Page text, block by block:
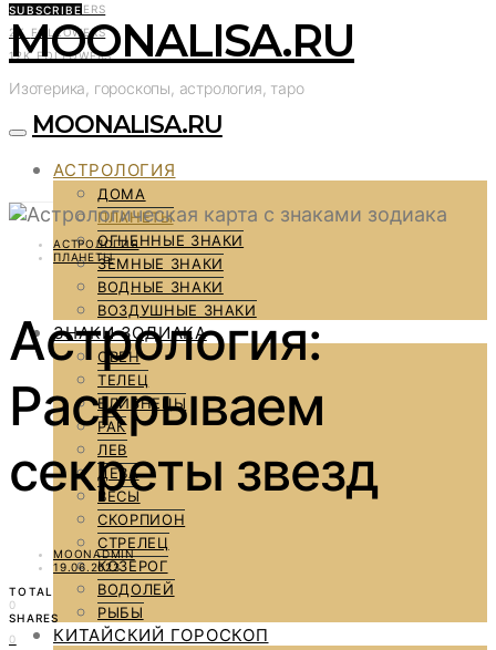
2K FOLLOWERS
2K FOLLOWERS
12K FOLLOWERS
SUBSCRIBE
MOONALISA.RU
Изотерика, гороскопы, астрология, таро
MOONALISA.RU
АСТРОЛОГИЯ
ДОМА
ПЛАНЕТЫ
ОГНЕННЫЕ ЗНАКИ
ЗЕМНЫЕ ЗНАКИ
ВОДНЫЕ ЗНАКИ
ВОЗДУШНЫЕ ЗНАКИ
ЗНАКИ ЗОДИАКА
ОВЕН
ТЕЛЕЦ
БЛИЗНЕЦЫ
РАК
ЛЕВ
ДЕВА
ВЕСЫ
СКОРПИОН
СТРЕЛЕЦ
КОЗЕРОГ
ВОДОЛЕЙ
РЫБЫ
КИТАЙСКИЙ ГОРОСКОП
АСТРОЛОГИЯ
ПЛАНЕТЫ
Астрология:
Раскрываем
секреты звезд
MOONADMIN
19.06.2023
TOTAL
0
SHARES
0